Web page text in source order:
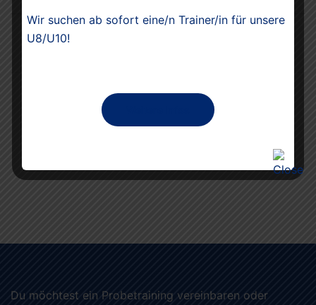
Beitragsnavigation
Fotos der Landesmeisterschaften in Lübeck
(Zugang nur für Mitglieder)
Du möchtest ein Probetraining vereinbaren oder
Wir suchen ab sofort eine/n Trainer/in für unsere
U8/U10!